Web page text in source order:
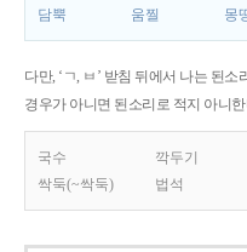
담뿍
움찔 몽
다만, ‘ㄱ, ㅂ’ 받침 뒤에서 나는 된
경우가 아니면 된소리로 적지 아니한
국수 깍두기
싹둑(~싹둑)
법석